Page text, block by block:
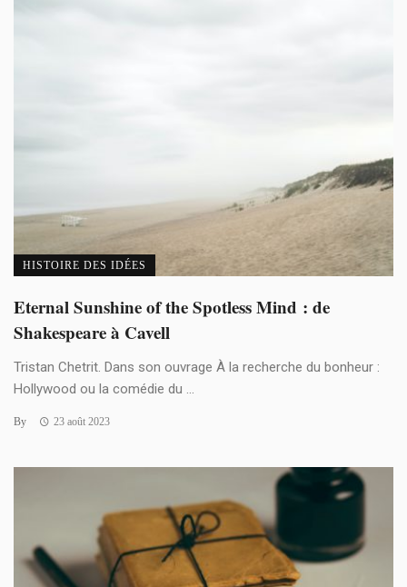
HISTOIRE DES IDÉES
Eternal Sunshine of the Spotless Mind : de
Shakespeare à Cavell
Tristan Chetrit. Dans son ouvrage À la recherche du bonheur :
Hollywood ou la comédie du ...
By 23 août 2023